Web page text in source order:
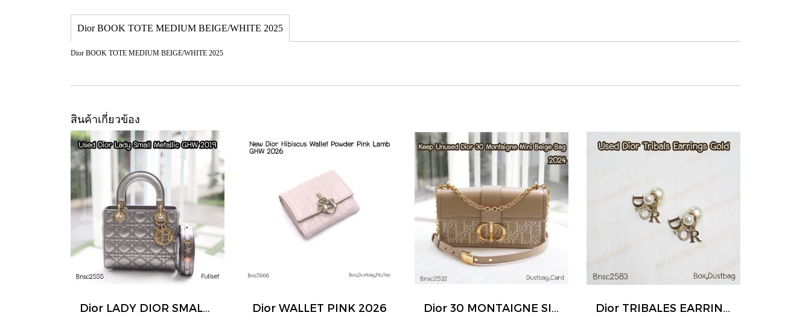
Dior BOOK TOTE MEDIUM BEIGE/WHITE 2025
Dior BOOK TOTE MEDIUM BEIGE/WHITE 2025
สินค้าเกี่ยวข้อง
Dior WALLET PINK 2026